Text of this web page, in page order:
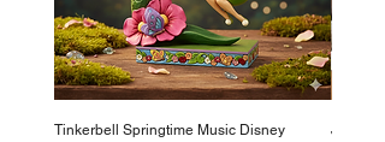
Tinkerbell Springtime Music Disney
Jasmin